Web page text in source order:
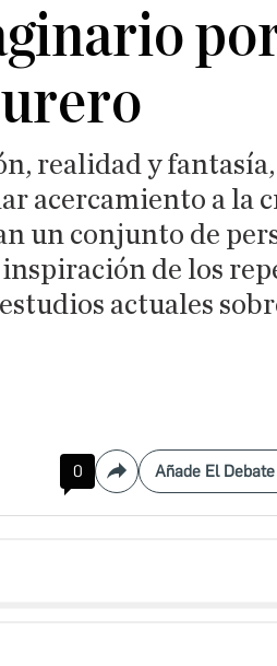
realidad y fantasía,
acercamiento a la
un conjunto de
de los
actuales
0 Compartir
Añade El